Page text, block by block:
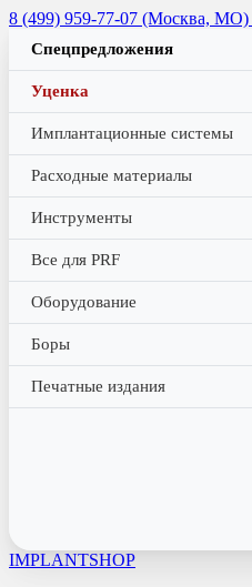
8 (499) 959-77-07 (Москва, МО)
Спецпредложения
Уценка
Имплантационные системы
Расходные материалы
Инструменты
Все для PRF
Оборудование
Боры
Печатные издания
IMPLANTSHOP